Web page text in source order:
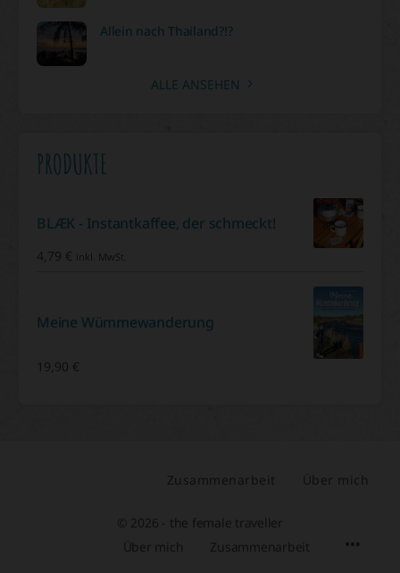
Allein nach Thailand?!?
ALLE ANSEHEN
PRODUKTE
BLÆK - Instantkaffee, der schmeckt!
4,79 € inkl. MwSt.
Meine Wümmewanderung
19,90 €
Zusammenarbeit Über mich
© 2026 - the female traveller
Über mich
Zusammenarbeit